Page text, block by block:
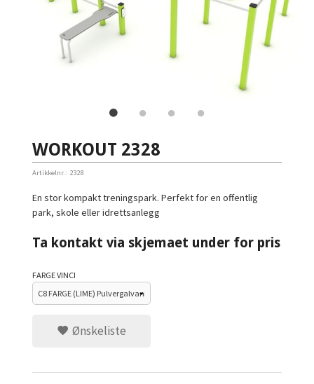
WORKOUT 2328
Artikkelnr.: 2328
En stor kompakt treningspark. Perfekt for en offentlig
park, skole eller idrettsanlegg
Ta kontakt via skjemaet under for pris
FARGE VINCI
Ønskeliste